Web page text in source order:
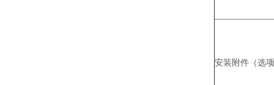
安装附件（选